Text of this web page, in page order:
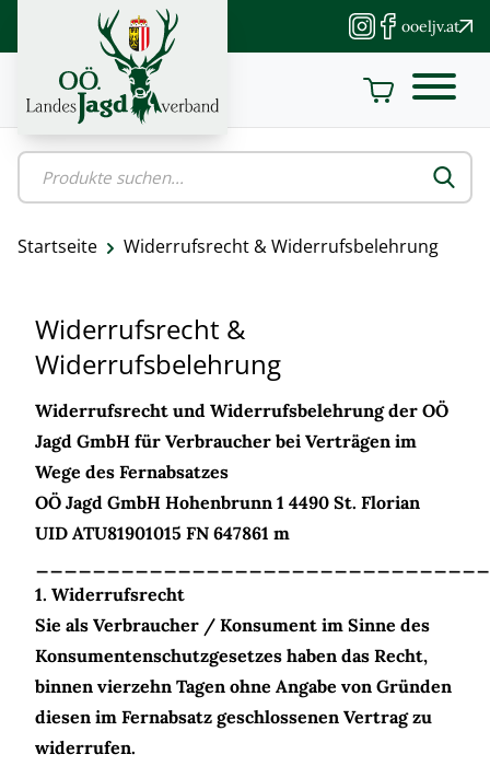
ooeljv.at
Pfadnavigation
Startseite Widerrufsrecht & Widerrufsbelehrung
Widerrufsrecht &
Widerrufsbelehrung
Widerrufsrecht und Widerrufsbelehrung der OÖ
Jagd GmbH für Verbraucher bei Verträgen im
Wege des Fernabsatzes
OÖ Jagd GmbH Hohenbrunn 1 4490 St. Florian
UID ATU81901015 FN 647861 m
1. Widerrufsrecht
Sie als Verbraucher / Konsument im Sinne des
Konsumentenschutzgesetzes haben das Recht,
binnen vierzehn Tagen ohne Angabe von Gründen
diesen im Fernabsatz geschlossenen Vertrag zu
widerrufen.